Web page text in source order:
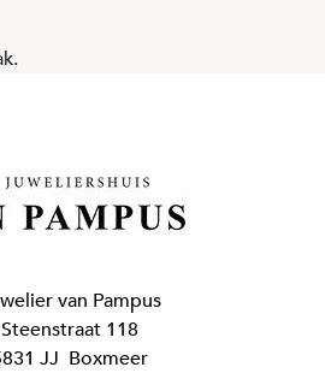
van Pampus
Steenstraat 118
JJ Boxmeer